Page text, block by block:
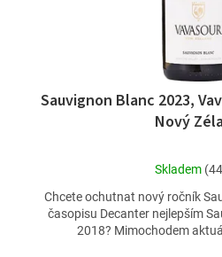
Sauvignon Blanc 2023,
Nový
je
5,0
Skladem
Chcete ochutnat nový ročník
časopisu Decanter nejlepším
2018? Mimochodem